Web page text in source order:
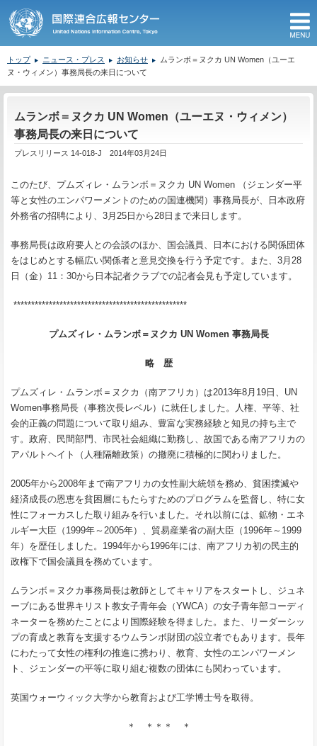
トップ ニュース・プレス お知らせ
ムランボ＝ヌクカ UN Women（ユーエ
ヌ・ウィメン）事務局長の来日について
ムランボ＝ヌクカ UN Women（ユーエヌ・ウィメン）
事務局長の来日について
プレスリリース 14-018-J 2014年03月24日
このたび、プムズィレ・ムランボ＝ヌクカ UN Women （ジェンダー平
等と女性のエンパワーメントのための国連機関）事務局長が、日本政府
外務省の招聘により、3月25日から28日まで来日します。
事務局長は政府要人との会談のほか、国会議員、日本における関係団体
をはじめとする幅広い関係者と意見交換を行う予定です。また、3月28
日（金）11：30から日本記者クラブでの記者会見も予定しています。
*************************************************
プムズィレ・ムランボ＝ヌクカ UN Women 事務局長
略 歴
プムズィレ・ムランボ＝ヌクカ（南アフリカ）は2013年8月19日、UN
Women事務局長（事務次長レベル）に就任しました。人権、平等、社
会的正義の問題について取り組み、豊富な実務経験と知見の持ち主で
す。政府、民間部門、市民社会組織に勤務し、故国である南アフリカの
アパルトヘイト（人種隔離政策）の撤廃に積極的に関わりました。
2005年から2008年まで南アフリカの女性副大統領を務め、貧困撲滅や
経済成長の恩恵を貧困層にもたらすためのプログラムを監督し、特に女
性にフォーカスした取り組みを行いました。それ以前には、鉱物・エネ
ルギー大臣（1999年～2005年）、貿易産業省の副大臣（1996年～1999
年）を歴任しました。1994年から1996年には、南アフリカ初の民主的
政権下で国会議員を務めています。
ムランボ＝ヌクカ事務局長は教師としてキャリアをスタートし、ジュネ
ーブにある世界キリスト教女子青年会（YWCA）の女子青年部コーディ
ネーターを務めたことにより国際経験を得ました。また、リーダーシッ
プの育成と教育を支援するウムランボ財団の設立者でもあります。長年
にわたって女性の権利の推進に携わり、教育、女性のエンパワーメン
ト、ジェンダーの平等に取り組む複数の団体にも関わっています。
英国ウォーウィック大学から教育および工学博士号を取得。
＊ ＊＊＊ ＊